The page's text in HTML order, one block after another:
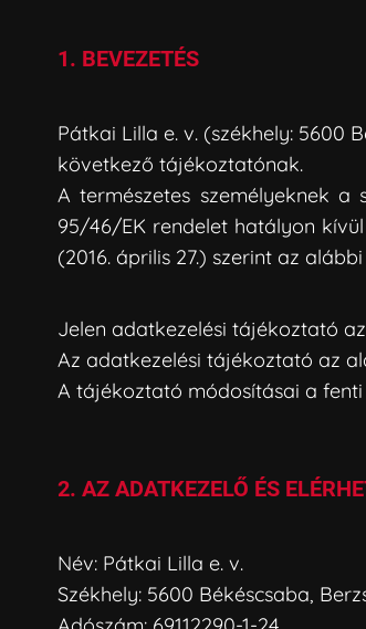
1. BEVEZETÉS
Pátkai Lilla e. v. (székhely: 5600
következő tájékoztatónak.
A természetes személyeknek
95/46/EK rendelet hatályon kívül
(2016. április 27.) szerint az
Jelen adatkezelési tájékoztató
Az adatkezelési tájékoztató az
A tájékoztató módosításai a
2. AZ ADATKEZELŐ ÉS
Név: Pátkai Lilla e. v.
Székhely: 5600 Békéscsaba,